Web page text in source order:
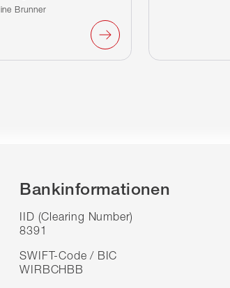
von:Brunner
Bankinformationen
IID (Clearing Number)
8391
SWIFT-Code / BIC
WIRBCHBB